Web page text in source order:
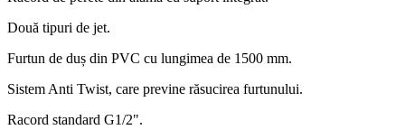
Două tipuri de jet.
Furtun de duș din PVC cu lungimea de 1500 mm.
Sistem Anti Twist, care previne răsucirea furtunului.
Racord standard G1/2".